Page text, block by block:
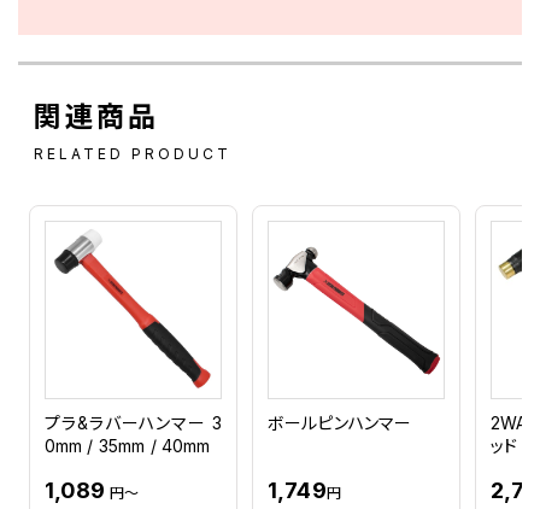
関連商品
RELATED PRODUCT
プラ&ラバーハンマー 3
0mm / 35mm / 40mm
1,089 円～
ボールピンハンマー
1,749円
2WAY
ッド L